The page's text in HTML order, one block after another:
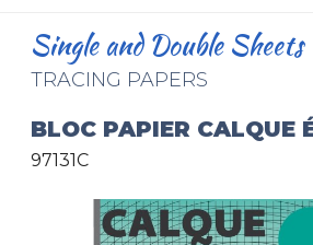
Handicraft
Pencil cases & Leather goods
FIND OUR COLLECTIONS
Single and Double Sheets
TRACING PAPERS
BLOC PAPIER CALQUE
97131C